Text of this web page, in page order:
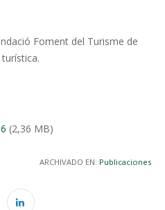
Foment del Turisme de
(2,36 MB)
ARCHIVADO EN: Publicaciones